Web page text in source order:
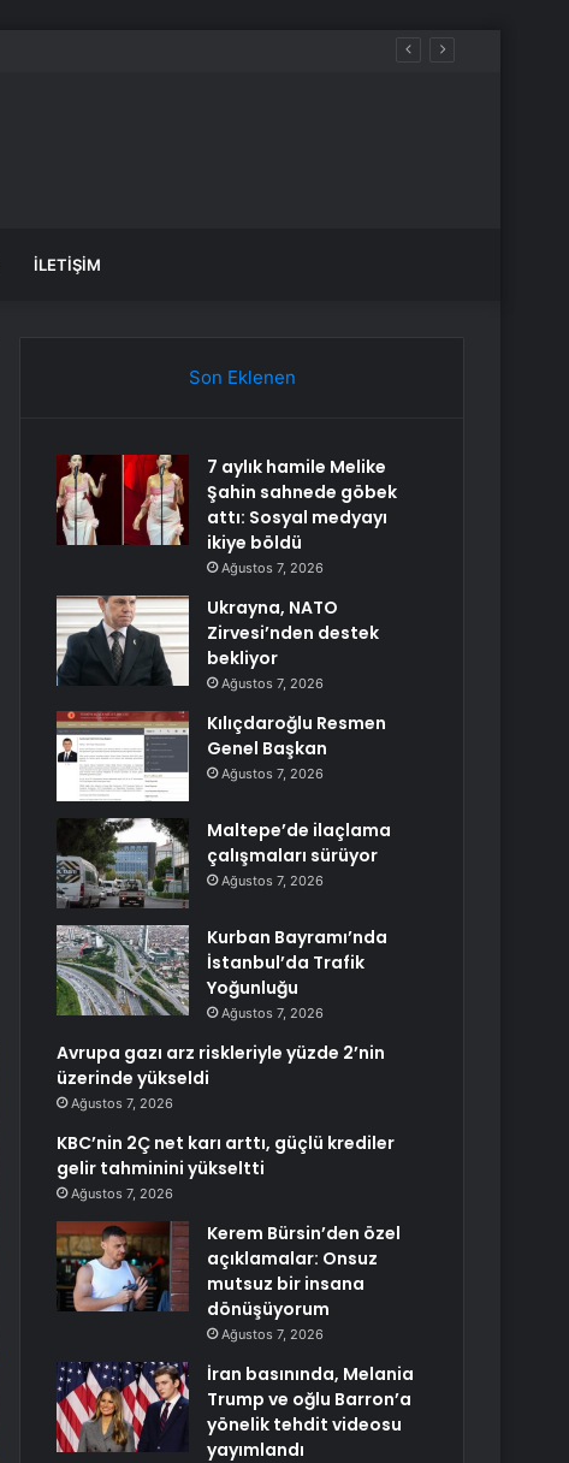
İLETIŞIM
Son Eklenen
7 aylık hamile Melike
Şahin sahnede göbek
attı: Sosyal medyayı
ikiye böldü
Ağustos 7, 2026
Ukrayna, NATO
Zirvesi’nden destek
bekliyor
Ağustos 7, 2026
Kılıçdaroğlu Resmen
Genel Başkan
Ağustos 7, 2026
Maltepe’de ilaçlama
çalışmaları sürüyor
Ağustos 7, 2026
Kurban Bayramı’nda
İstanbul’da Trafik
Yoğunluğu
Ağustos 7, 2026
Avrupa gazı arz riskleriyle yüzde 2’nin
üzerinde yükseldi
Ağustos 7, 2026
KBC’nin 2Ç net karı arttı, güçlü krediler
gelir tahminini yükseltti
Ağustos 7, 2026
Kerem Bürsin’den özel
açıklamalar: Onsuz
mutsuz bir insana
dönüşüyorum
Ağustos 7, 2026
İran basınında, Melania
Trump ve oğlu Barron’a
yönelik tehdit videosu
yayımlandı